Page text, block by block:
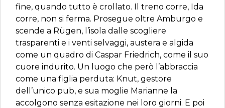
fine, quando tutto è crollato. Il treno corre, Ida
corre, non si ferma. Prosegue oltre Amburgo e
scende a Rügen, l’isola dalle scogliere
trasparenti e i venti selvaggi, austera e algida
come un quadro di Caspar Friedrich, come il suo
cuore indurito. Un luogo che però l’abbraccia
come una figlia perduta: Knut, gestore
dell’unico pub, e sua moglie Marianne la
accolgono senza esitazione nei loro giorni. E poi